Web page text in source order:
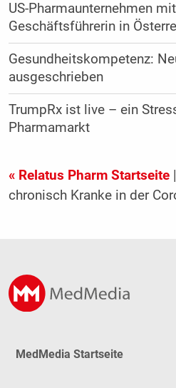
US-Pharmaunternehmen
Geschäftsführerin in
Gesundheitskompetenz:
ausgeschrieben
TrumpRx ist live – ein
Pharmamarkt
« Relatus Pharm Startseite|
chronisch Kranke in der
MedMedia Startseite